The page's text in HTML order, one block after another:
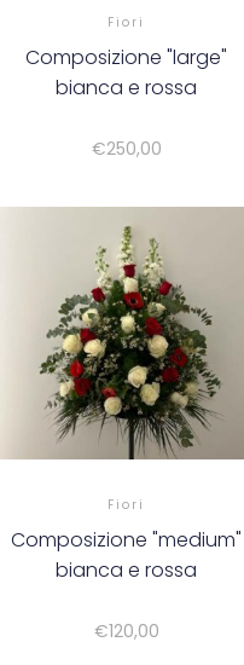
Fiori
Composizione "large"
bianca e rossa
€250,00
Fiori
Composizione "medium"
bianca e rossa
€120,00